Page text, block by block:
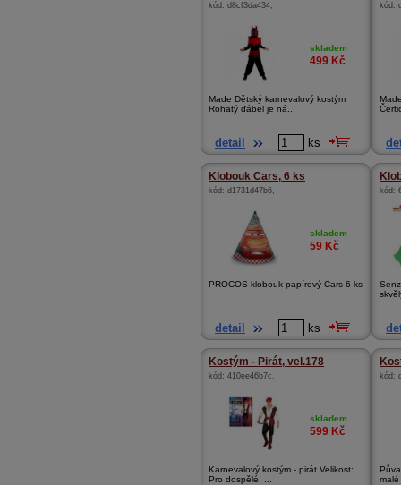
kód: d8cf3da434,
skladem
499 Kč
Made Dětský karnevalový kostým
Rohatý ďábel je ná...
detail ks
kód:
Klobouk Cars, 6 ks
kód: d1731d47b6,
skladem
59 Kč
PROCOS klobouk papírový Cars 6 ks
detail ks
kód:
Kostým - Pirát, vel.178
kód: 410ee46b7c ,
skladem
599 Kč
Karnevalový kostým - pirát.Velikost:
Pro dospělé, ...
kód: